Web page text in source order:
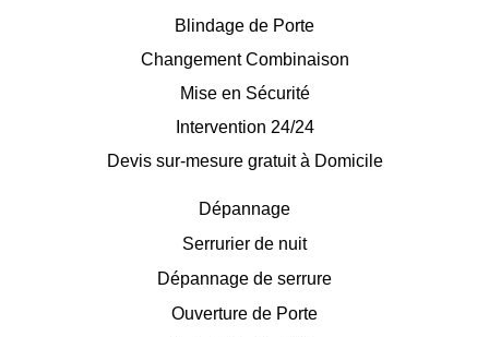
Blindage de Porte
Changement Combinaison
Mise en Sécurité
Intervention 24/24
Devis sur-mesure gratuit à Domicile
Dépannage
Serrurier de nuit
Dépannage de serrure
Ouverture de Porte